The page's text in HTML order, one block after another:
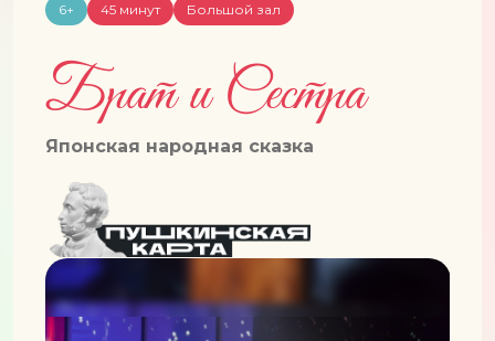
6+ 45 минут Большой зал
Брат и Сестра
Японская народная сказка